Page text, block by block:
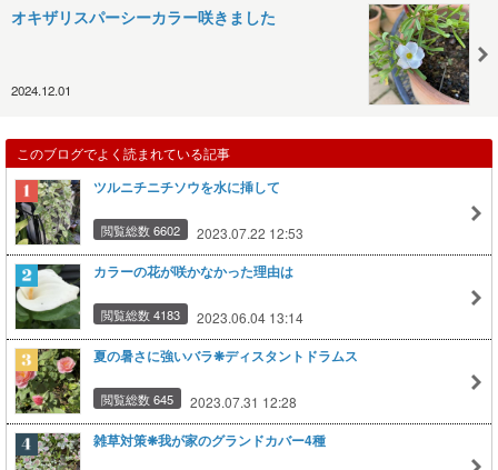
オキザリスパーシーカラー咲きました
2024.12.01
このブログでよく読まれている記事
ツルニチニチソウを水に挿して
閲覧総数 6602 2023.07.22 12:53
カラーの花が咲かなかった理由は
閲覧総数 4183 2023.06.04 13:14
夏の暑さに強いバラ❋ディスタントドラムス
閲覧総数 645 2023.07.31 12:28
雑草対策❋我が家のグランドカバー4種